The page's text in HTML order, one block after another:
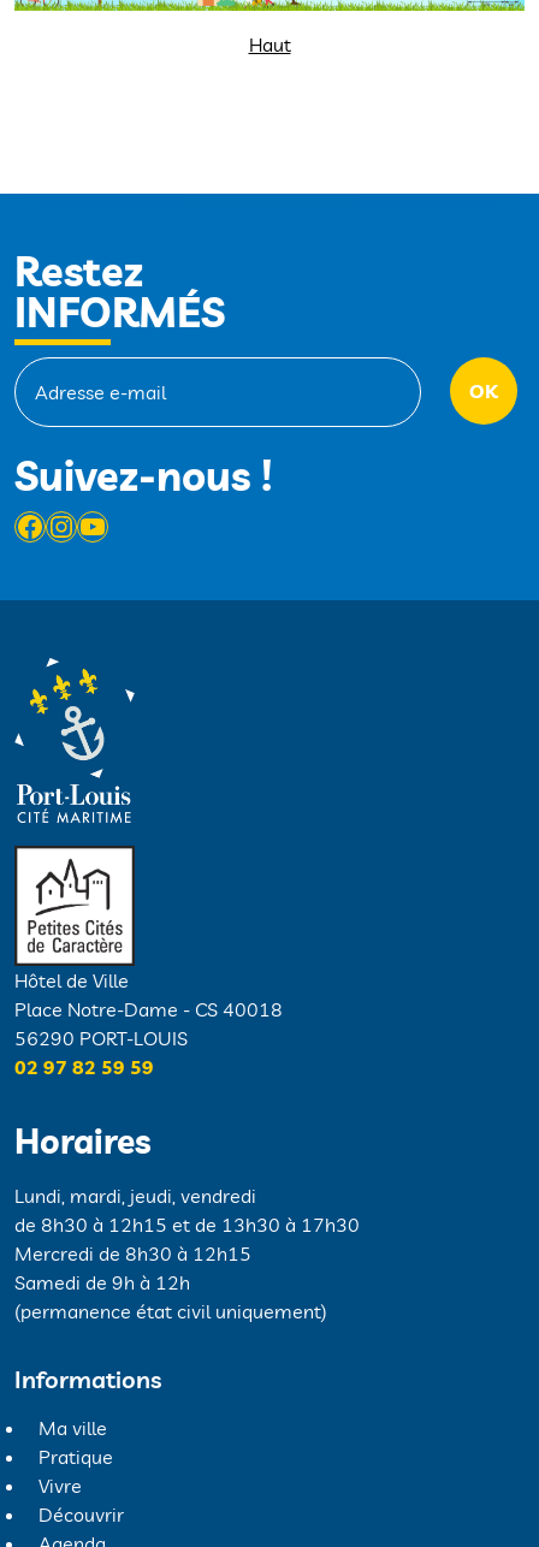
Haut
Restez
INFORMÉS
Suivez-nous !
Facebook
Instagram
YouTube
Hôtel de Ville
Place Notre-Dame - CS 40018
56290 PORT-LOUIS
02 97 82 59 59
Horaires
Lundi, mardi, jeudi, vendredi
de 8h30 à 12h15 et de 13h30 à 17h30
Mercredi de 8h30 à 12h15
Samedi de 9h à 12h
(permanence état civil uniquement)
Informations
Ma ville
Pratique
Vivre
Découvrir